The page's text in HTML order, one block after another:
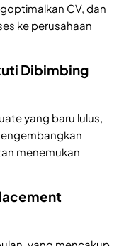
CV, dan
ke perusahaan
Dibimbing
yang baru lulus,
menemukan